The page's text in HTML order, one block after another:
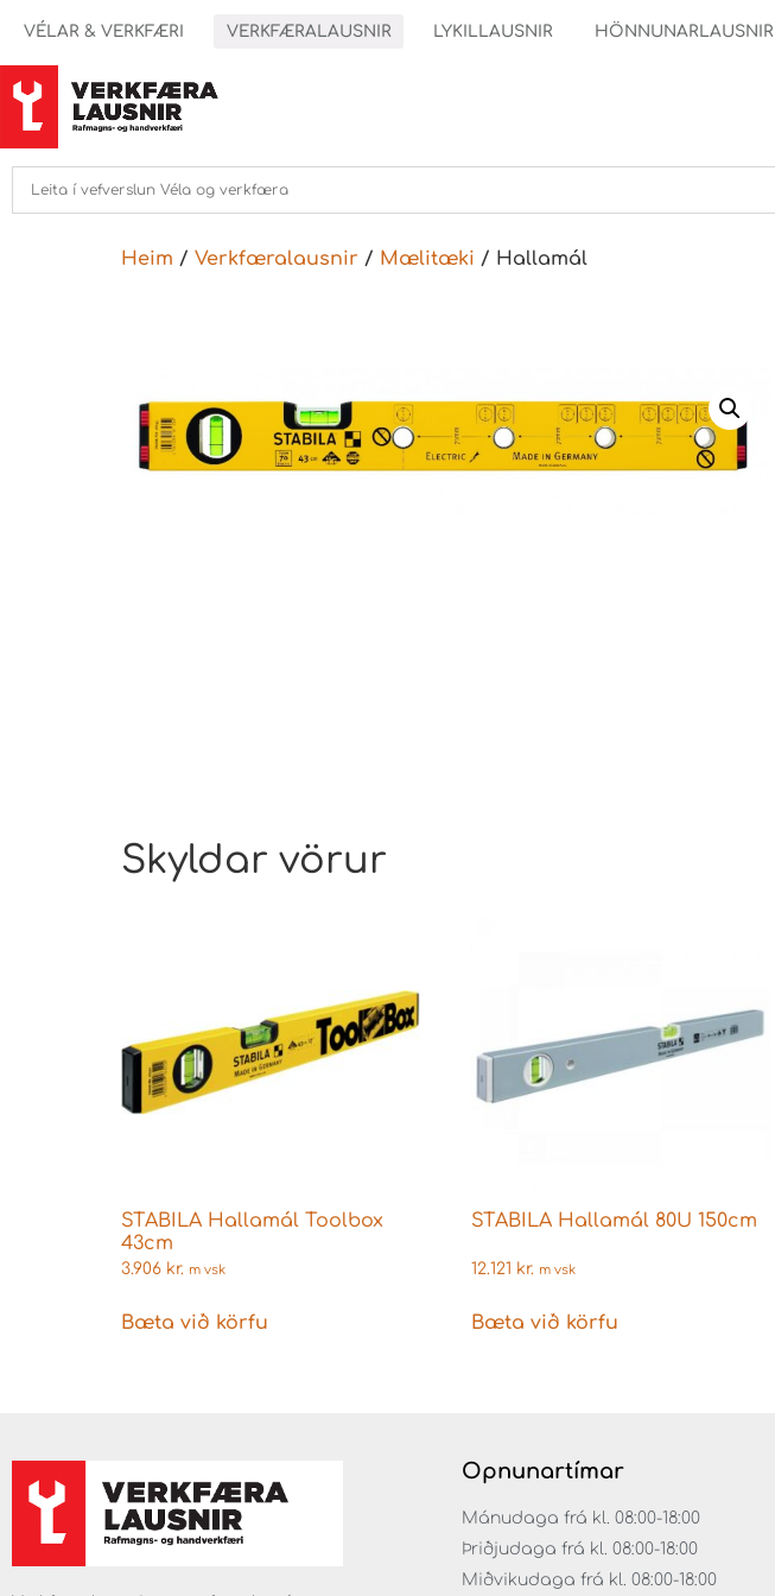
VÉLAR & VERKFÆRI VERKFÆRALAUSNIR LYKILLAUSNIR HÖNNUNARLAUSNIR
Heim / Verkfæralausnir / Mælitæki / Hallamál
Skyldar vörur
STABILA Hallamál Toolbox
43cm
3.906 kr. m vsk
Bæta við körfu
STABILA Hallamál 80U 150cm
12.121 kr. m vsk
Bæta við körfu
Opnunartímar
Mánudaga frá kl. 08:00-18:00
Þriðjudaga frá kl. 08:00-18:00
Miðvikudaga frá kl. 08:00-18:00